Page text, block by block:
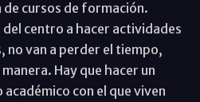
de cursos de formación.
del centro a hacer actividades
no van a perder el tiempo,
Hay que hacer un
académico con el que viven